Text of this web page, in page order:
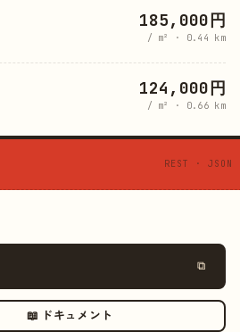
185,000円
/ m² · 0.44 km
124,000円
/ m² · 0.66 km
REST · JSON
⧉
📖 ドキュメント